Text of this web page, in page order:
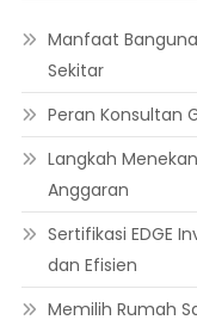
Manfaat
Sekitar
Peran Konsultan
Langkah
Anggaran
Sertifikasi EDGE
dan Efisien
Memilih Rumah